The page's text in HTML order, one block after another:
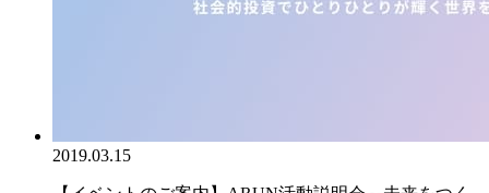
2019.03.15